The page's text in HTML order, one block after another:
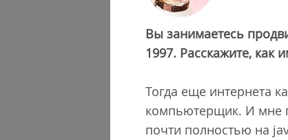
Вы занимаетесь
1997. Расскажите, как
Тогда еще интернета
компьютерщик. И мне
почти полностью на